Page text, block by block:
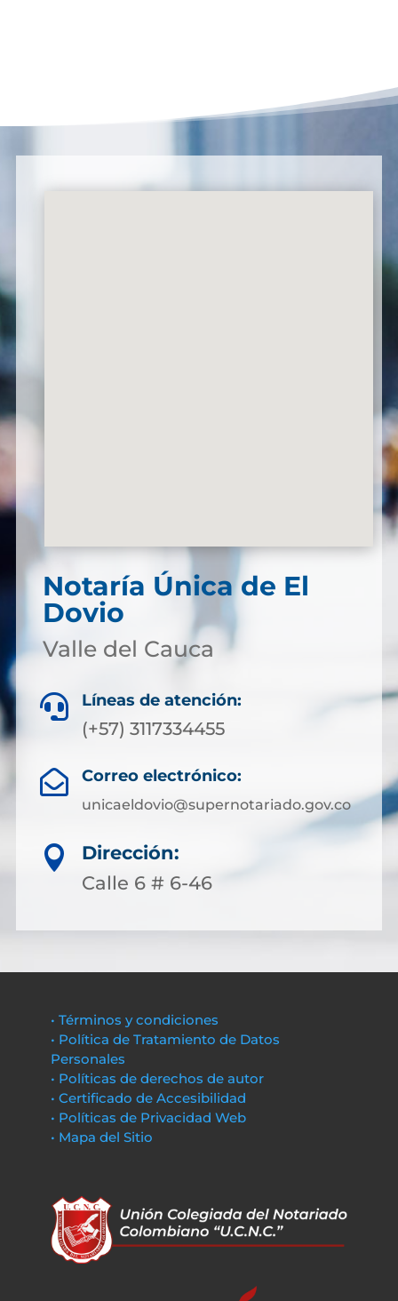
Notaría Única de El
Dovio
Valle del Cauca
 Líneas de atención:
(+57) 3117334455
 Correo electrónico:
unicaeldovio@supernotariado.gov.co

Dirección:
Calle 6 # 6-46
• Términos y condiciones
• Política de Tratamiento de Datos
Personales
• Políticas de derechos de autor
• Certificado de Accesibilidad
• Políticas de Privacidad Web
• Mapa del Sitio